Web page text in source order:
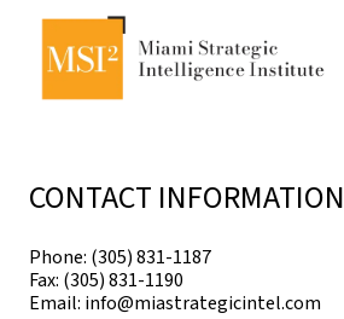
CONTACT INFORMATION
Phone: (305) 831-1187
Fax: (305) 831-1190
Email: info@miastrategicintel.com